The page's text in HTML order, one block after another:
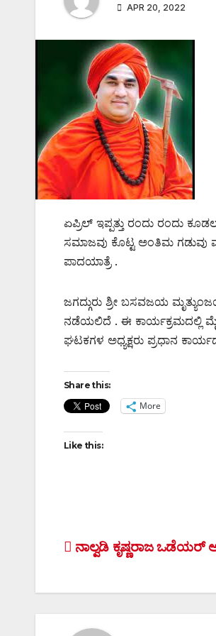
APR 20, 2022
ಏಪ್ರಿಲ್ ಇಪ್ಪತ್ತು ರಂದು ರಂದು
ಸಮಾಜವು ಕೊಟ್ಟ ಅಂತಿಮ ಗಡುವು
ಪಾದಯಾತ್ರೆ .
ಜಗದ್ಗುರು ಶ್ರೀ ಬಸವಜಯ
ನಡೆಯಲಿದೆ . ಈ ಕಾರ್ಯಕ್ರಮದಲ್ಲಿ
ಘಟಕಗಳ ಅಧ್ಯಕ್ಷರು ಪ್ರಧಾನ
Share this:
More
Like this:
Post
ನಾಲ್ವಡಿ ಕೃಷ್ಣರಾಜ ಒಡೆಯರ್